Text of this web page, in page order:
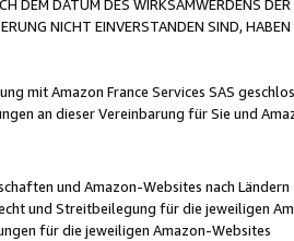
DEM DATUM DES WIRKSAMWERDENS
NICHT EINVERSTANDEN SIND,
mit Amazon France Services SAS
an dieser Vereinbarung für Sie und
und Amazon-Websites nach Ländern
und Streitbeilegung für die jeweiligen
für die jeweiligen Amazon-Websites